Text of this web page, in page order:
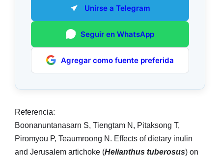
Unirse a Telegram
Seguir en WhatsApp
Agregar como fuente preferida
Referencia:
Boonanuntanasarn S, Tiengtam N, Pitaksong T,
Piromyou P, Teaumroong N. Effects of dietary inulin
and Jerusalem artichoke (Helianthus tuberosus) on